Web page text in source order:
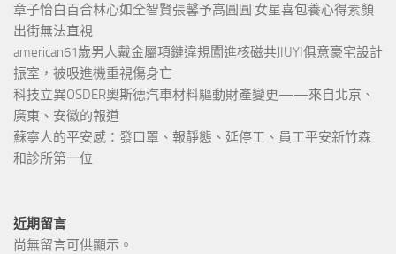
章子怡白百合林心如全智賢張馨予高圓圓 女星喜包養心得素顏
出街無法直視
american61歲男人戴金屬項鏈違規闖進核磁共JIUYI俱意豪宅設計
振室，被吸進機重視傷身亡
科技立異OSDER奧斯德汽車材料驅動財產變更——來自北京、
廣東、安徽的報道
蘇寧人的平安感：發口罩、報靜態、延停工、員工平安新竹森
和診所第一位
近期留言
尚無留言可供顯示。